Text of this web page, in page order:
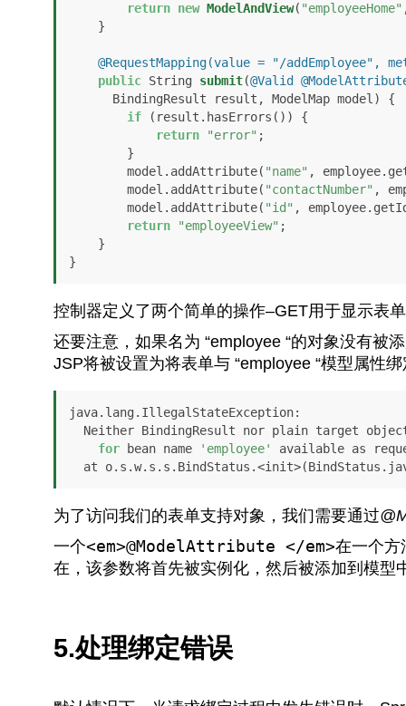
return new ModelAndView( "employeeHome"
@RequestMapping(value = "/addEmployee",
public String submit(@Valid
      BindingResult result, ModelMap model)
{
if (result.hasErrors()) {
return
"error" ;
        model.addAttribute(
"name" ,
        model.addAttribute(
"contactNumber" ,
        model.addAttribute(
"id" ,
return
"employeeView" ;
}
控制器定义了两个简单的操作–GET用于显示表
还要注意，如果名为 “employee “的对象没有被
JSP将被设置为将表单与 “employee “模型属性
java.lang.IllegalStateException:
for bean name 'employee' available as
为了访问我们的表单支持对象，我们需要通过
一个<em>@ModelAttribute </em>在一个方
在，该参数将首先被实例化，然后被添加到模型
5.处理绑定错误